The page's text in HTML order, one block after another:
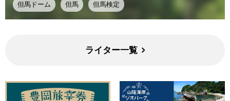
但馬ドーム 但馬 但馬検定
ライター一覧